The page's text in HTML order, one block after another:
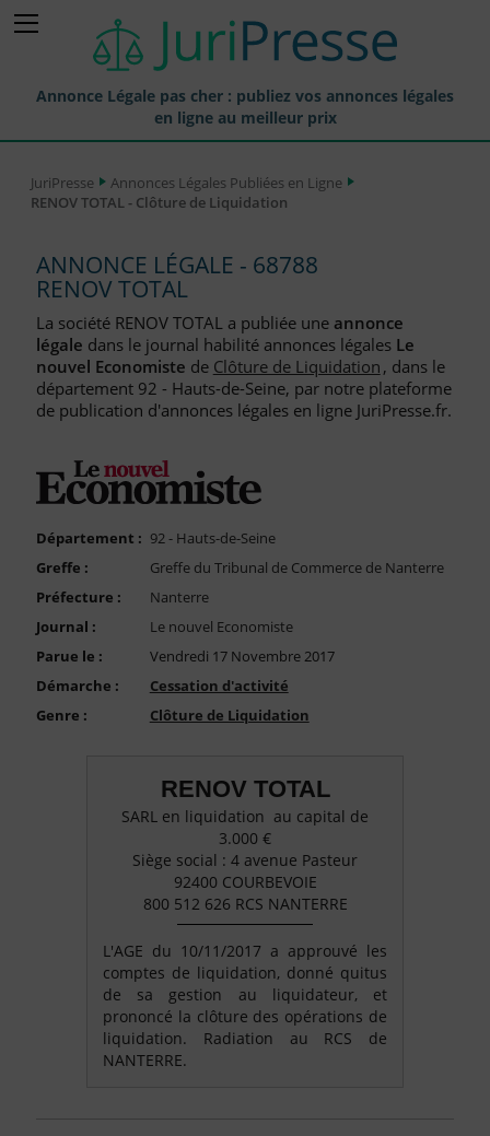
Annonce Légale pas cher : publiez vos annonces légales
en ligne au meilleur prix
Annonces Légales Publiées
Journaux Habilités (JAL) Annonces Légales
Départements pour la Publication d'Annonces Légales
Liste des Greffes
Liste des CCI
FAQ
Nous Contacter
Compte PRO
JuriPresse
Annonces Légales Publiées en Ligne
RENOV TOTAL - Clôture de Liquidation
ANNONCE LÉGALE - 68788
RENOV TOTAL
La société RENOV TOTAL a publiée une annonce
légale dans le journal habilité annonces légales Le
nouvel Economiste de Clôture de Liquidation, dans le
département 92 - Hauts-de-Seine, par notre plateforme
de publication d'annonces légales en ligne JuriPresse.fr.
Département : 92 - Hauts-de-Seine
Greffe :
Greffe du Tribunal de Commerce de Nanterre
Préfecture :
Nanterre
Journal :
Le nouvel Economiste
Parue le :
Vendredi 17 Novembre 2017
Démarche :
Cessation d'activité
Genre :
Clôture de Liquidation
RENOV TOTAL
SARL en liquidation au capital de
3.000 €
Siège social : 4 avenue Pasteur
92400 COURBEVOIE
800 512 626 RCS NANTERRE
L'AGE du 10/11/2017 a approuvé les
comptes de liquidation, donné quitus
de sa gestion au liquidateur, et
prononcé la clôture des opérations de
liquidation. Radiation au RCS de
NANTERRE.